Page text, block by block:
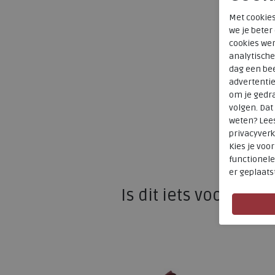
Is dit iets voor u?
Met
we je
cookies
dag een
om je
volgen.
weten?
Kies je
functionele
er